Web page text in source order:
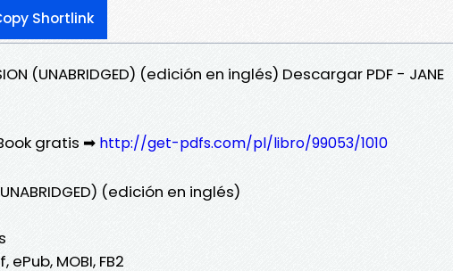
Shortlink
(UNABRIDGED) (edición en inglés) Descargar PDF - JANE
gratis ➡ http://get-pdfs.com/pl/libro/99053/1010
(edición en inglés)
MOBI, FB2